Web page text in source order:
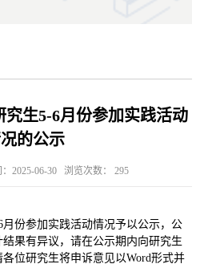
生5-6月份参加实践活动
的公示
2025-06-30 浏览次数： 295
份参加实践活动情况予以公示，公
果有异议，请在公示期内向研究生
位研究生将申诉意见以Word形式并